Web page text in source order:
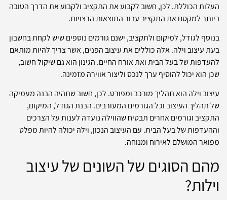
העלות הכוללת. לכן, חשוב לקבוע את התקציב ולקבוע את הדרך הטובה
ביותר למקסם את התקציב עבור התוצאות הרצויות.
בנוסף לגודל, למיקום ולתקציב, ישנם גורמים נוספים שיש לקחת בחשבון
בעת עיצוב וילה. אלה כוללים את עיצוב הפנים, אשר צריך להיות מותאם
להעדפות של בעל הבית ואת אורח החיים. הגינון הוא גם שיקול חשוב,
שכן הוא יכול להוסיף ערך לנכס וליצור אווירה מזמינה.
עיצוב וילה הוא תהליך מורכב ומפורט. לכן, חשוב שתהיה הבנה מעמיקה
של תהליך העיצוב וכל הגורמים המעורבים. הבנת הגודל, המיקום,
התקציב וגורמים אחרים תבטיח שהווילה נועדה לענות על הצרכים
וההעדפות של בעל הבית. עם העיצוב הנכון, וילה יכולה להיות מפלט
מפואר המושלם לאירוח ומנוחה.
מהם הסוגים של השונים של עיצוב
וילות?